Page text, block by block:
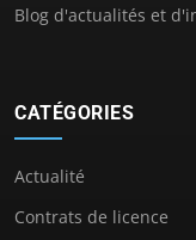
Blog d'actualités et
CATÉGORIES
Actualité
Contrats de licence